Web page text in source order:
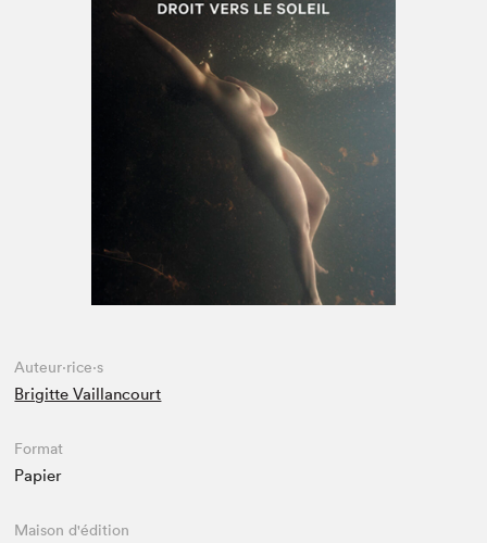
Espace médias
Auteur·rice·s
Brigitte Vaillancourt
Format
Papier
Maison d'édition